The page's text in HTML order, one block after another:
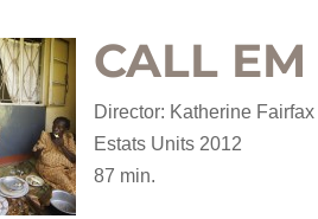
CALL
Director: Katherine
Estats Units 2012
87 min.